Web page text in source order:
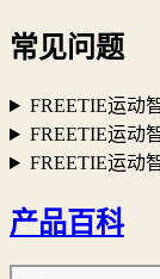
常见问题
FREETIE运动
FREETIE运动
FREETIE运动
产品百科